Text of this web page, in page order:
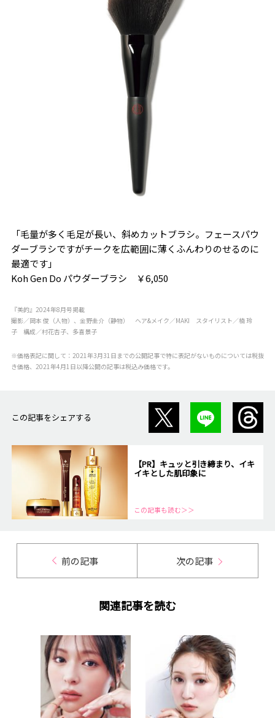
「毛量が多く毛足が長い、斜めカットブラシ。フェースパウ
ダーブラシですがチークを広範囲に薄くふんわりのせるのに
最適です」
Koh Gen Do パウダーブラシ ￥6,050
『美的』2024年8月号掲載
撮影／岡本 俊（人物）、金野圭介（静物） ヘア&メイク／MAKI スタイリスト／楠 玲
子 構成／村花杏子、多喜景子
※価格表記に関して：2021年3月31日までの公開記事で特に表記がないものについては税抜
き価格、2021年4月1日以降公開の記事は税込み価格です。
この記事をシェアする
【PR】キュッと引き締まり、イキ
イキとした肌印象に
この記事も読む＞＞
前の記事 次の記事
関連記事を読む